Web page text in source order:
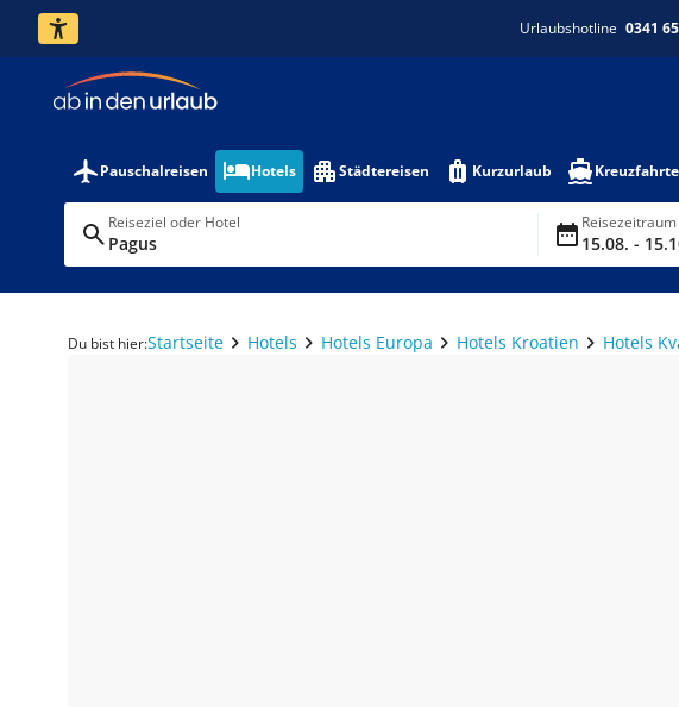
Urlaubshotline 0341
Pauschalreisen Hotels Städtereisen Kurzurlaub
Reiseziel oder Hotel
Pagus
Reisezeitraum
15.08. -
Du bist hier:Startseite Hotels Hotels Europa Hotels Kroatien Hotels